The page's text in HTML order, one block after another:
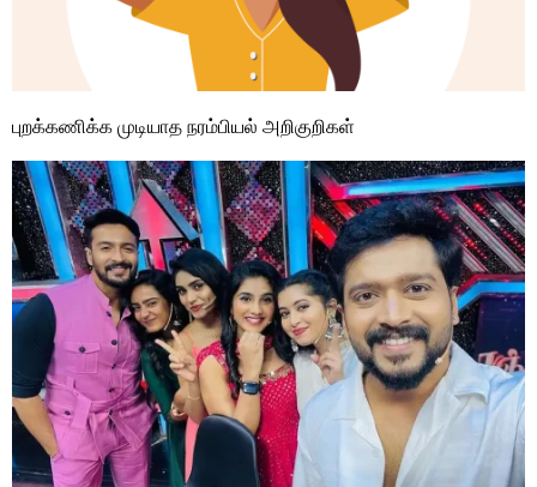
புறக்கணிக்க முடியாத நரம்பியல் அறிகுறிகள்